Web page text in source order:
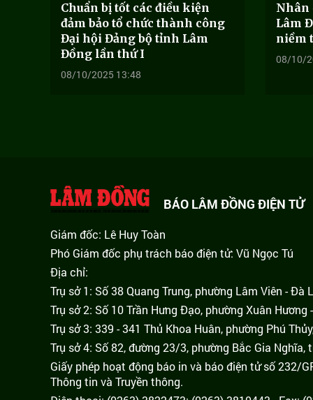
Chuẩn bị tốt các điều kiện
đảm bảo tổ chức thành công
Đại hội Đảng bộ tỉnh Lâm
Đồng lần thứ I
08/10/2025 13:48
Nhân
Lâm
niềm
08/10/
BÁO LÂM ĐỒNG ĐIỆN TỬ
Giám đốc: Lê Huy Toàn
Phó Giám đốc phụ trách báo điện tử: Vũ Ngọc Tú
Địa chỉ:
Trụ sở 1: Số 38 Quang Trung, phường Lâm Viên - Đà
Trụ sở 2: Số 10 Trần Hưng Đạo, phường Xuân
Trụ sở 3: 339 - 341 Thủ Khoa Huân, phường Phú
Trụ sở 4: Số 82, đường 23/3, phường Bắc Gia Nghĩa,
Giấy phép hoạt động báo in và báo điện tử số 232/
Thông tin và Truyền thông.